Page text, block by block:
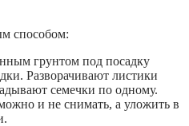
способом:
грунтом под посадку
Разворачивают листики
семечки по одному.
и не снимать, а уложить в